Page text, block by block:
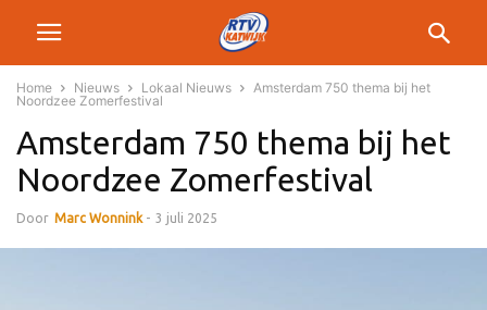
Home Nieuws Lokaal Nieuws
Amsterdam 750 thema bij het
Noordzee Zomerfestival
Amsterdam 750 thema bij het
Noordzee Zomerfestival
Door Marc Wonnink - 3 juli 2025